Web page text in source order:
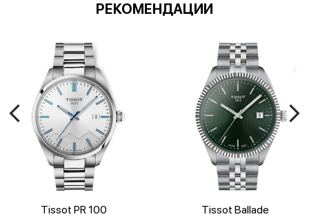
РЕКОМЕНДАЦИИ
Tissot PR 100
Tissot Ballade